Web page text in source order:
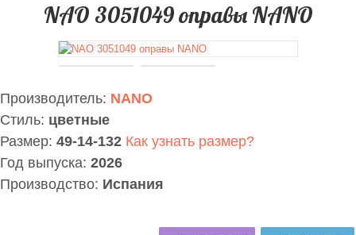
NAO 3051049 оправы NANO
Производитель: NANO
Стиль: цветные
Размер: 49-14-132 Как узнать размер?
Год выпуска: 2026
Производство: Испания